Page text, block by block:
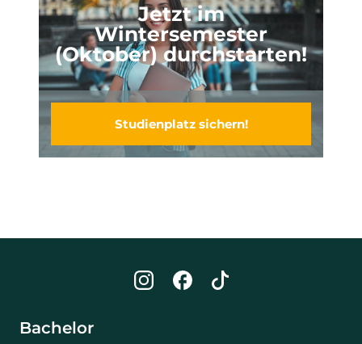
Jetzt im
Wintersemester
(Oktober) durchstarten!
Studienplatz sichern!
Bachelor